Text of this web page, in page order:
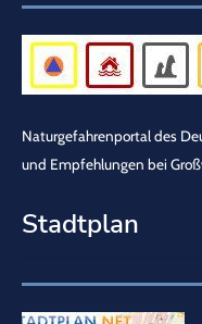
Naturgefahrenportal des
und Empfehlungen bei
Stadtplan